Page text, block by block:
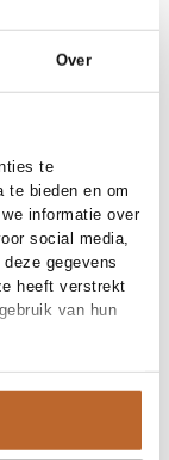
Over
te
te bieden en om
informatie over
social media,
gegevens
heeft verstrekt
van hun